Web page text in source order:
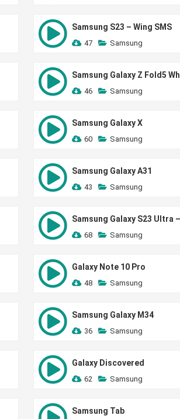
Samsung S23 – Wing SMS
47 Samsung
Samsung Galaxy Z Fold5
46 Samsung
Samsung Galaxy X
60 Samsung
Samsung Galaxy A31
43 Samsung
Samsung Galaxy S23 Ultra
68 Samsung
Galaxy Note 10 Pro
48 Samsung
Samsung Galaxy M34
36 Samsung
Galaxy Discovered
62 Samsung
Samsung Tab